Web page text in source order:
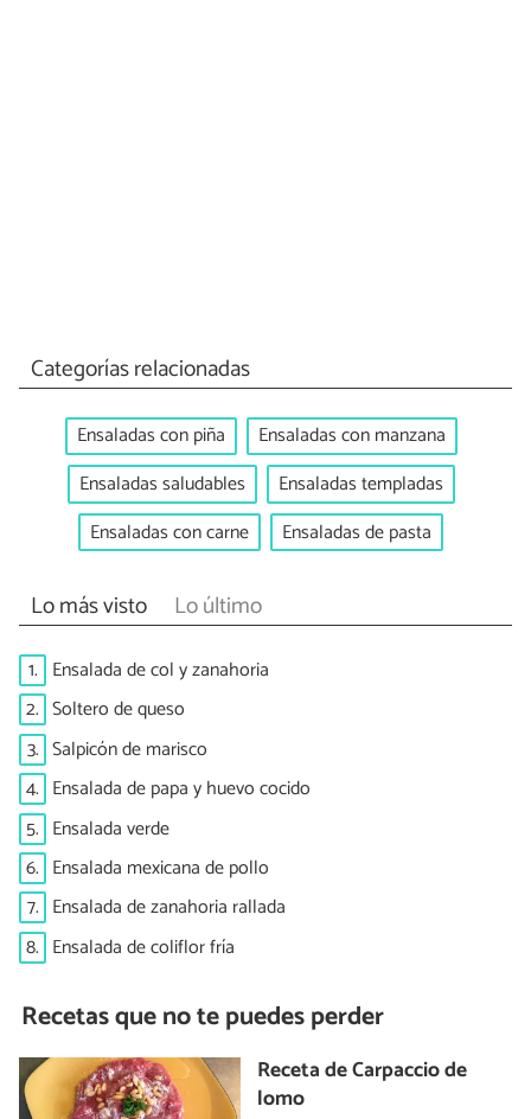
Categorías relacionadas
Ensaladas con piña
Ensaladas con manzana
Ensaladas saludables
Ensaladas templadas
Ensaladas con carne
Ensaladas de pasta
Lo más visto Lo último
1. Ensalada de col y zanahoria
2. Soltero de queso
3. Salpicón de marisco
4. Ensalada de papa y huevo cocido
5. Ensalada verde
6. Ensalada mexicana de pollo
7. Ensalada de zanahoria rallada
8. Ensalada de coliflor fría
Recetas que no te puedes perder
Receta de Carpaccio de
lomo